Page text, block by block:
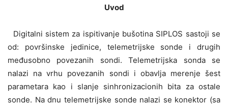
Uvod
Digitalni sistem za ispitivanje bušotina SIPLOS sastoji se
od: površinske jedinice, telemetrijske sonde i drugih
međusobno povezanih sondi. Telemetrijska sonda se
nalazi na vrhu povezanih sondi i obavlja merenje šest
parametara kao i slanje sinhronizacionih bita za ostale
sonde. Na dnu telemetrijske sonde nalazi se konektor (sa